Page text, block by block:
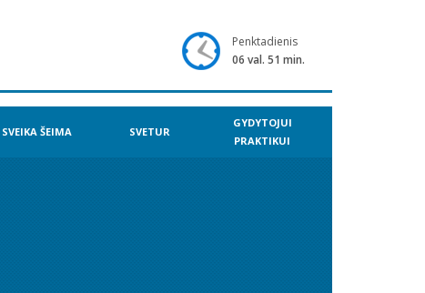
Penktadienis
06 val. 51 min.
SVEIKA ŠEIMA SVETUR
GYDYTOJUI
PRAKTIKUI